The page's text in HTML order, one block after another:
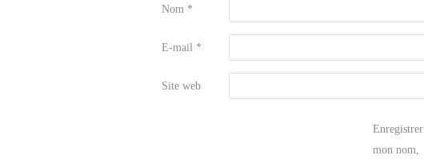
Nom *
E-mail *
Site web
Enregistrer
mon nom,